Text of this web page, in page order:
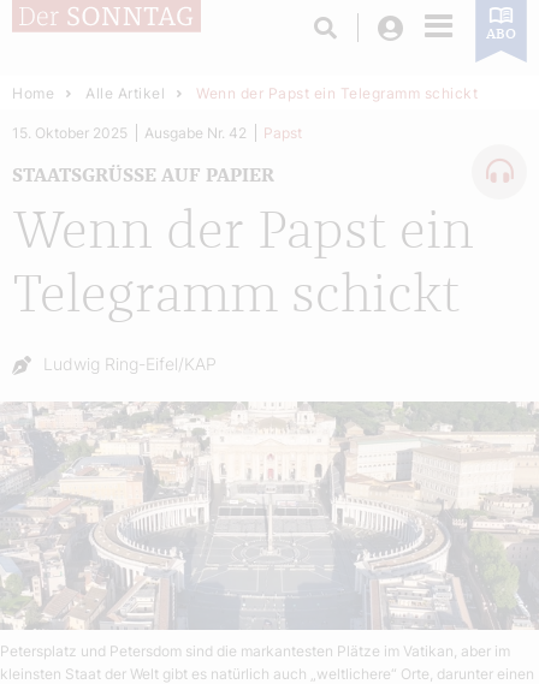
Login ABO
Home Alle Artikel Wenn der Papst ein Telegramm schickt
Wenn der Papst ein
Telegramm schickt
STAATSGRÜSSE AUF PAPIER
15. Oktober 2025 Ausgabe Nr. 42 Papst
Autor:
Ludwig Ring-Eifel/KAP
Petersplatz und Petersdom sind die markantesten Plätze im Vatikan, aber im
kleinsten Staat der Welt gibt es natürlich auch „weltlichere“ Orte, darunter einen